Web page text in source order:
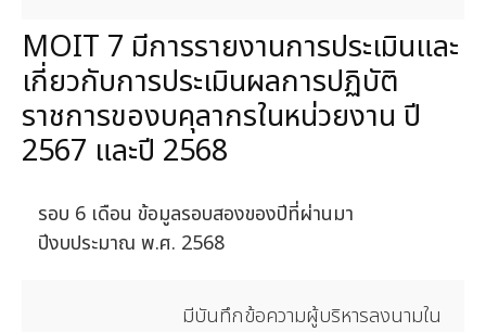
MOIT 7 มีการรายงานการประเมินและ
เกี่ยวกับการประเมินผลการปฏิบัติ
ราชการของบคุลากรในหน่วยงาน ปี
2567 และปี 2568
รอบ 6 เดือน ข้อมูลรอบสองของปีที่ผ่านมา
ปีงบประมาณ พ.ศ. 2568
มีบันทึกข้อความผู้บริหารลงนามใน